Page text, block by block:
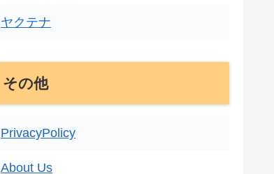
ヤクテナ
その他
PrivacyPolicy
About Us